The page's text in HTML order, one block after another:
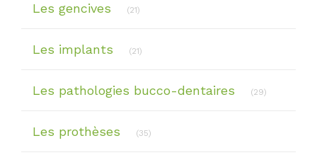
Les gencives (21)
Les implants (21)
Les pathologies bucco-dentaires (29)
Les prothèses (35)